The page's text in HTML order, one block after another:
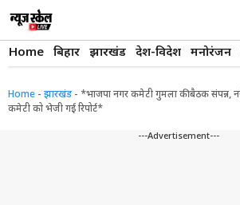
content
Home बिहार झारखंड देश-विदेश मनोरंजन
Home - झारखंड - *भाजपा नगर कमेटी गुमला की बैठक संपन्न,
कमेटी को भेजी गई रिपोर्ट*
---Advertisement---